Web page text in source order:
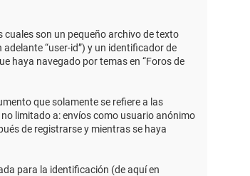
son un pequeño archivo de texto
“user-id”) y un identificador de
haya navegado por temas en “Foros de
que solamente se refiere a las
limitado a: envíos como usuario anónimo
de registrarse y mientras se haya
para la identificación (de aquí en